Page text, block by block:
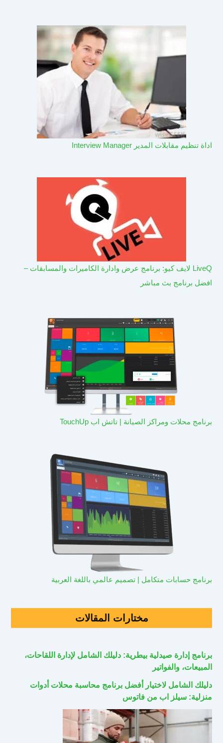
اداة تنظيم مقابلات المدير Interview Manager
LiveQ لايف كيو: برنامج عرض وادارة الكاميرات والمسابقات –
افضل برنامج بث مباشر
برنامج محلات ومراكز الصيانة | تاتش اب TouchUp
برنامج حسابات متكامل | تصميم عالمي باللغة العربية
مختارات المقالات
برنامج إدارة صيدلية بيطرية: دليلك الشامل لإدارة اللقاحات،
المبيعات، والفواتير
دليلك الشامل لاختيار أفضل برنامج محاسبة محلات أدوات
منزلية: سيلز اب من فاتوس